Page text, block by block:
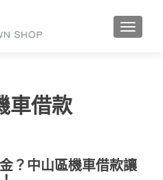
車借款
？中山區機車借款讓